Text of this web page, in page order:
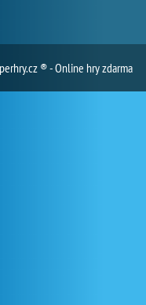
® - Online hry zdarma